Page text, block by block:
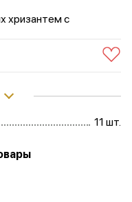
хризантем с
11 шт.